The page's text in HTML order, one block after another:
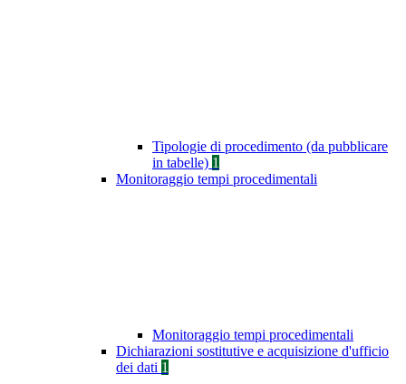
Tipologie di procedimento (da pubblicare
in tabelle) 1
Monitoraggio tempi procedimentali
Monitoraggio tempi procedimentali
Dichiarazioni sostitutive e acquisizione d'ufficio
dei dati 1